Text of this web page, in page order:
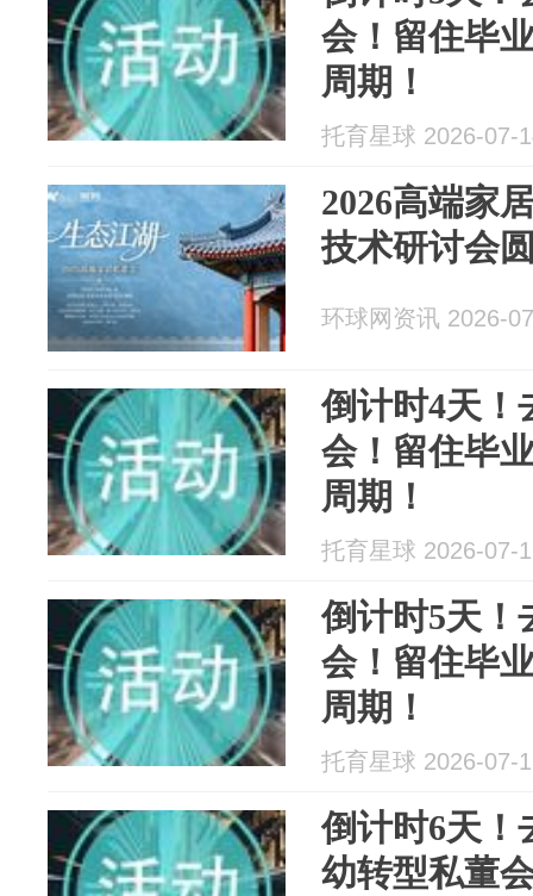
会！留住毕
周期！
托育星球 2026-07-
2026高端家
技术研讨会
环球网资讯 2026-
倒计时4天！
会！留住毕
周期！
托育星球 2026-07-
倒计时5天！
会！留住毕
周期！
托育星球 2026-07-
倒计时6天！
幼转型私董